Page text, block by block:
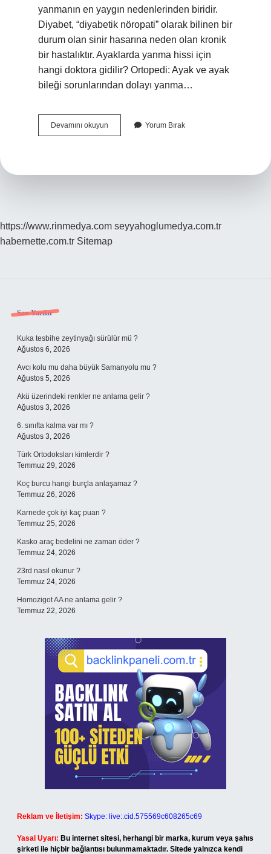
yanmanın en yaygın nedenlerinden biridir.
Diyabet, “diyabetik nöropati” olarak bilinen bir
durum olan sinir hasarına neden olan kronik
bir hastalıktır. Ayaklarda yanma hissi için
hangi doktora gidilir? Ortopedi: Ayak ve ayak
bileği sorunlarından dolayı yanma…
Devamını okuyun Ayakların
Ateşlenmesi
Yorum Bırak
https://www.rinmedya.com seyyahoglumedya.com.tr
habernette.com.tr Sitemap
Sidebar
Son Yazılar
Kuka tesbihe zeytinyağı sürülür mü ?
Ağustos 6, 2026
Avcı kolu mu daha büyük Samanyolu mu ?
Ağustos 5, 2026
Akü üzerindeki renkler ne anlama gelir ?
Ağustos 3, 2026
6. sınıfta kalma var mı ?
Ağustos 3, 2026
Türk Ortodoksları kimlerdir ?
Temmuz 29, 2026
Koç burcu hangi burçla anlaşamaz ?
Temmuz 26, 2026
Karnede çok iyi kaç puan ?
Temmuz 25, 2026
Kasko araç bedelini ne zaman öder ?
Temmuz 24, 2026
23rd nasıl okunur ?
Temmuz 24, 2026
Homozigot AA ne anlama gelir ?
Temmuz 22, 2026
Reklam ve İletişim: Skype: live:.cid.575569c608265c69
Yasal Uyarı: Bu internet sitesi, herhangi bir marka, kurum veya şahıs
şirketi ile hiçbir bağlantısı bulunmamaktadır. Sitede yalnızca kendi